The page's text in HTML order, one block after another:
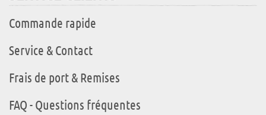
Commande rapide
Service & Contact
Frais de port & Remises
FAQ - Questions fréquentes